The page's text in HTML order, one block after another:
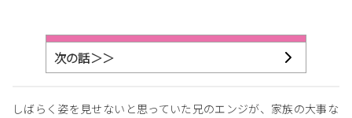
次の話＞＞
しばらく姿を見せないと思っていた兄のエンジが、家族の大事な